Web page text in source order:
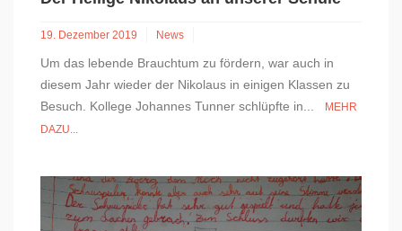
19. Dezember 2019 News
Um das lebende Brauchtum zu fördern, war auch in
diesem Jahr wieder der Nikolaus in einigen Klassen zu
Besuch. Kollege Johannes Tunner schlüpfte in...
MEHR
DAZU...